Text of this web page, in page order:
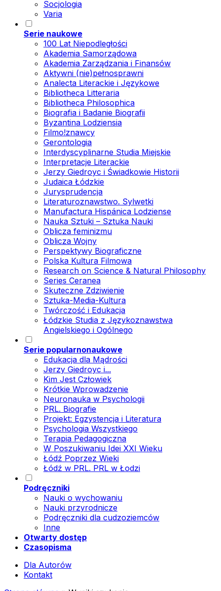
Socjologia
Varia
Serie naukowe
100 Lat Niepodległości
Akademia Samorządowa
Akademia Zarządzania i Finansów
Aktywni (nie)pełnosprawni
Analecta Literackie i Językowe
Bibliotheca Litteraria
Bibliotheca Philosophica
Biografia i Badanie Biografii
Byzantina Lodziensia
Filmo!znawcy
Gerontologia
Interdyscyplinarne Studia Miejskie
Interpretacje Literackie
Jerzy Giedroyc i Świadkowie Historii
Judaica Łódzkie
Jurysprudencja
Literaturoznawstwo. Sylwetki
Manufactura Hispánica Lodziense
Nauka Sztuki – Sztuka Nauki
Oblicza feminizmu
Oblicza Wojny
Perspektywy Biograficzne
Polska Kultura Filmowa
Research on Science & Natural Philosophy
Series Ceranea
Skuteczne Zdziwienie
Sztuka-Media-Kultura
Twórczość i Edukacja
Łódzkie Studia z Językoznawstwa
Angielskiego i Ogólnego
Serie popularnonaukowe
Edukacja dla Mądrości
Jerzy Giedroyc i...
Kim Jest Człowiek
Krótkie Wprowadzenie
Neuronauka w Psychologii
PRL. Biografie
Projekt: Egzystencja i Literatura
Psychologia Wszystkiego
Terapia Pedagogiczna
W Poszukiwaniu Idei XXI Wieku
Łódź Poprzez Wieki
Łódź w PRL. PRL w Łodzi
Podręczniki
Nauki o wychowaniu
Nauki przyrodnicze
Podręczniki dla cudzoziemców
Inne
Otwarty dostęp
Czasopisma
Dla Autorów
Kontakt